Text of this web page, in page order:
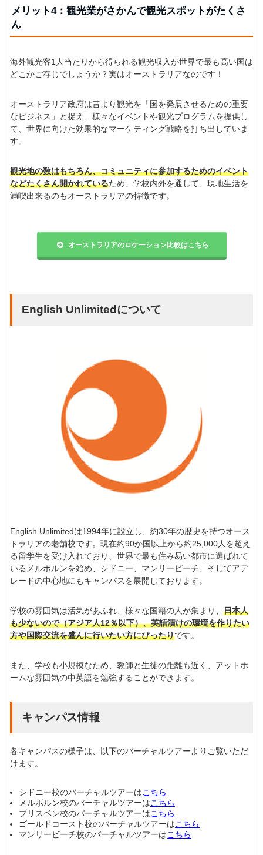
メリット4：観光業がさかんで観光スポットがたくさ
ん
海外観光客1人当たりから得られる観光収入が世界で最も高い国は
どこかご存じでしょうか？実はオーストラリアなのです！
オーストラリア政府は昔より観光を「国を発展させるための重要
なビジネス」と捉え、様々なイベントや観光プログラムを提供し
て、世界に向けた効果的なマーケティング戦略を打ち出していま
す。
観光地の数はもちろん、コミュニティに参加するためのイベント
などたくさん開かれているため、学校内外を通して、現地生活を
満喫出来るのもオーストラリアの特徴です。
オーストラリアのロケーション比較はこちら
English Unlimitedについて
English Unlimitedは1994年に設立し、約30年の歴史を持つオース
トラリアの老舗校です。現在約90か国以上から約25,000人を超え
る留学生を受け入れており、世界で最も住み易い都市に選ばれて
いるメルボルンを始め、シドニー、マンリービーチ、そしてアデ
レードの中心地にもキャンパスを展開しております。
学校の雰囲気は活気があふれ、様々な国籍の人が集まり、 日本人
も少ないので（アジア人12％以下）、英語漬けの環境を作りたい
方や国際交流を盛んに行いたい方にぴったりです。
また、学校も小規模なため、教師と生徒の距離も近く、アットホ
ームな雰囲気の中英語を勉強することができます。
キャンパス情報
各キャンパスの様子は、以下のバーチャルツアーよりご覧いただ
けます。
シドニー校のバーチャルツアーはこちら
メルボルン校のバーチャルツアーはこちら
ブリスベン校のバーチャルツアーはこちら
ゴールドコースト校のバーチャルツアーはこちら
マンリービーチ校のバーチャルツアーはこちら